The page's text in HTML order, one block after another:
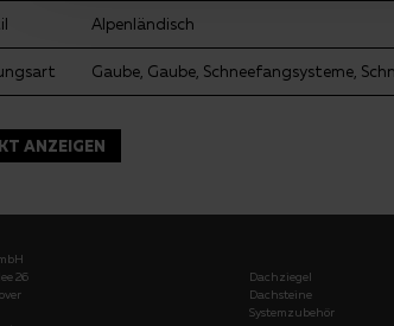
Alpenländisch
Gaube, Gaube, Schneefangsysteme,
ANZEIGEN
26
Dachziegel
Dachsteine
Systemzubehör